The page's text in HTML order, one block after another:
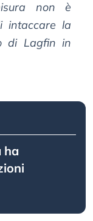
non è
intaccare la
di Lagfin in
ha